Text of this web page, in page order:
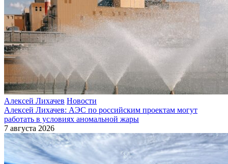
Алексей Лихачев Новости
Алексей Лихачев: АЭС по российским проектам могут
работать в условиях аномальной жары
7 августа 2026